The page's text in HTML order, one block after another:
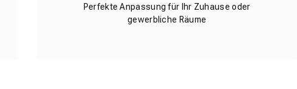
Perfekte Anpassung für Ihr Zuhause oder
gewerbliche Räume